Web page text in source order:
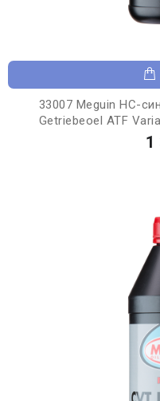
33007 Meguin НС-
Getriebeoel ATF
1